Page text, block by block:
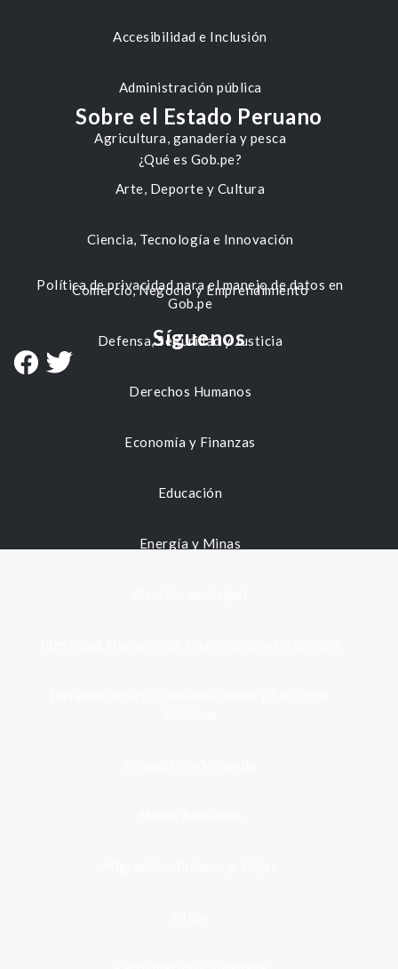
Accesibilidad e Inclusión
Administración pública
Agricultura, ganadería y pesca
Arte, Deporte y Cultura
Ciencia, Tecnología e Innovación
Comercio, Negocio y Emprendimiento
Defensa, Seguridad y Justicia
Derechos Humanos
Economía y Finanzas
Educación
Energía y Minas
Sobre el Estado Peruano
¿Qué es Gob.pe?
Política de privacidad para el manejo de datos en
Gob.pe
Síguenos